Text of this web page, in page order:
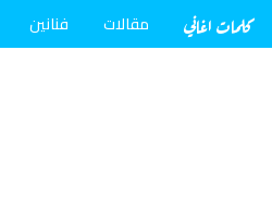
كلمات اغاني مقالات فنانين